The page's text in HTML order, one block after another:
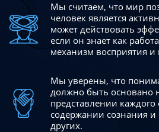
Мы считаем, что мир
человек является
может действовать
если он знает как
механизм восприятия
Мы уверены, что
должно быть основано
представлении
содержании сознания и
других.